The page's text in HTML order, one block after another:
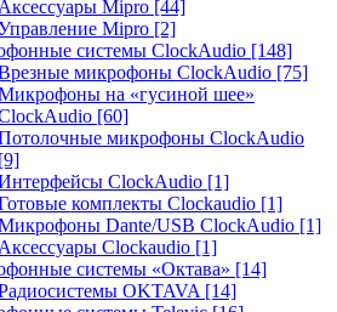
Аксессуары Mipro [44]
Mipro [2]
системы ClockAudio [148]
микрофоны ClockAudio [75]
на «гусиной шее»
[60]
микрофоны ClockAudio
[9]
ClockAudio [1]
комплекты Clockaudio [1]
Dante/USB ClockAudio [1]
Аксессуары Clockaudio [1]
системы «Октава» [14]
OKTAVA [14]